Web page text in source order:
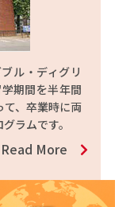
ル・ディグリ
期間を半年間
、卒業時に両
ラムです。
Read More